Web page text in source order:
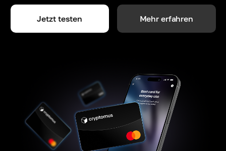
Jetzt testen Mehr erfahren